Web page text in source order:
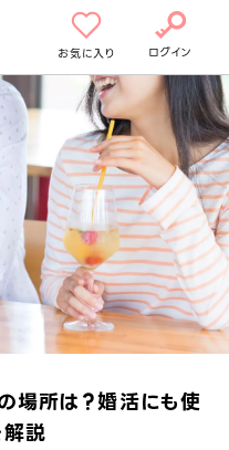
お気に入り ログイン
場所は？婚活にも使
説